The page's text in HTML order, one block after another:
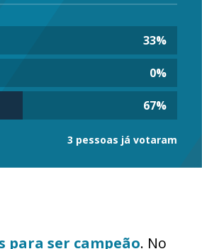
33%
0%
67%
3 pessoas já votaram
para ser campeão. No